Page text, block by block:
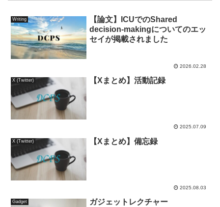
Writing
【論文】ICUでのShared
decision-makingについてのエッ
セイが掲載されました
2026.02.28
X (Twitter) 【Xまとめ】活動記録
2025.07.09
X (Twitter) 【Xまとめ】備忘録
2025.08.03
Gadget ガジェットレクチャー